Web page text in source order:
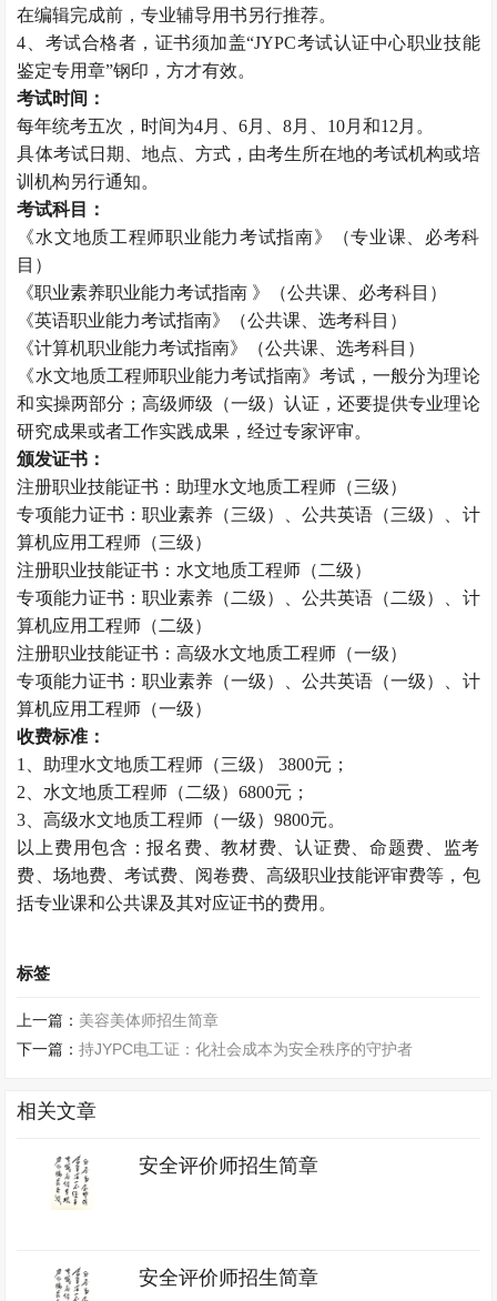
在编辑完成前，专业辅导用书另行推荐。
4、考试合格者，证书须加盖“JYPC考试认证中心职业技能
鉴定专用章”钢印，方才有效。
考试时间：
每年统考五次，时间为4月、6月、8月、10月和12月。
具体考试日期、地点、方式，由考生所在地的考试机构或培
训机构另行通知。
考试科目：
《水文地质工程师职业能力考试指南》（专业课、必考科
目）
《职业素养职业能力考试指南 》（公共课、必考科目）
《英语职业能力考试指南》（公共课、选考科目）
《计算机职业能力考试指南》（公共课、选考科目）
《水文地质工程师职业能力考试指南》考试，一般分为理论
和实操两部分；高级师级（一级）认证，还要提供专业理论
研究成果或者工作实践成果，经过专家评审。
颁发证书：
注册职业技能证书：助理水文地质工程师（三级）
专项能力证书：职业素养（三级）、公共英语（三级）、计
算机应用工程师（三级）
注册职业技能证书：水文地质工程师（二级）
专项能力证书：职业素养（二级）、公共英语（二级）、计
算机应用工程师（二级）
注册职业技能证书：高级水文地质工程师（一级）
专项能力证书：职业素养（一级）、公共英语（一级）、计
算机应用工程师（一级）
收费标准：
1、助理水文地质工程师（三级） 3800元；
2、水文地质工程师（二级）6800元；
3、高级水文地质工程师（一级）9800元。
以上费用包含：报名费、教材费、认证费、命题费、监考
费、场地费、考试费、阅卷费、高级职业技能评审费等，包
括专业课和公共课及其对应证书的费用。
标签
上一篇： 美容美体师招生简章
下一篇：持JYPC电工证：化社会成本为安全秩序的守护者
相关文章
安全评价师招生简章
安全评价师招生简章